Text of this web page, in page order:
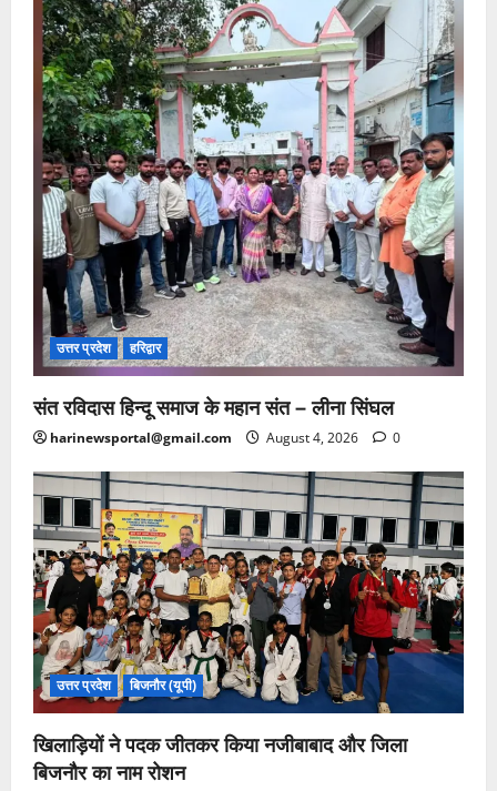
उत्तर प्रदेश हरिद्वार
संत रविदास हिन्दू समाज के महान संत – लीना सिंघल
harinewsportal@gmail.com August 4, 2026 0
उत्तर प्रदेश बिजनौर (यूपी)
खिलाड़ियों ने पदक जीतकर किया नजीबाबाद और जिला
बिजनौर का नाम रोशन